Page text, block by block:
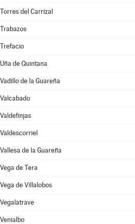
Torres del Carrizal
Trabazos
Trefacio
Uña de Quintana
Vadillo de la Guareña
Valcabado
Valdefinjas
Valdescorriel
Vallesa de la Guareña
Vega de Tera
Vega de Villalobos
Vegalatrave
Venialbo